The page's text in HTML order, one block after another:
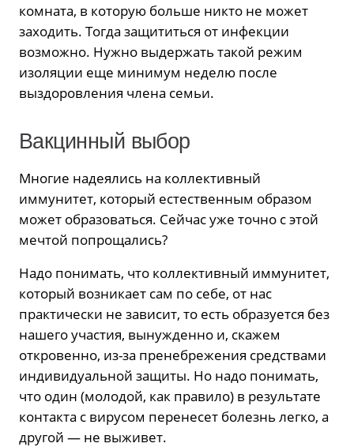
комната, в которую больше никто не может
заходить. Тогда защититься от инфекции
возможно. Нужно выдержать такой режим
изоляции еще минимум неделю после
выздоровления члена семьи.
Вакцинный выбор
Многие надеялись на коллективный
иммунитет, который естественным образом
может образоваться. Сейчас уже точно с этой
мечтой попрощались?
Надо понимать, что коллективный иммунитет,
который возникает сам по себе, от нас
практически не зависит, то есть образуется без
нашего участия, вынужденно и, скажем
откровенно, из-за пренебрежения средствами
индивидуальной защиты. Но надо понимать,
что один (молодой, как правило) в результате
контакта с вирусом перенесет болезнь легко, а
другой — не выживет.